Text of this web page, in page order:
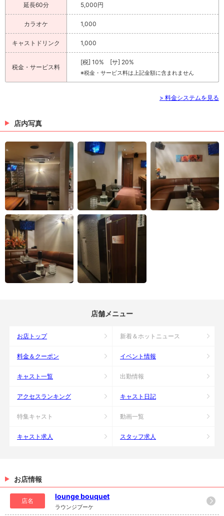
延長60分 5,000円
カラオケ 1,000
キャストドリンク 1,000
税金・サービス料
[税] 10% [サ] 20%
※税金・サービス料は上記金額に含まれません
> 料金システムを見る
店内写真
店舗メニュー
お店トップ 新着＆ホットニュース
料金＆クーポン イベント情報
キャスト一覧 出勤情報
アクセスランキング キャスト日記
特集キャスト 動画一覧
キャスト求人 スタッフ求人
お店情報
店名
lounge bouquet
ラウンジブーケ